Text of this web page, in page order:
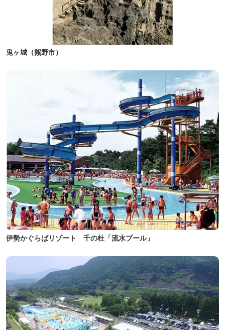
鬼ヶ城（熊野市）
伊勢かぐらばリゾート 千の杜「流水プール」